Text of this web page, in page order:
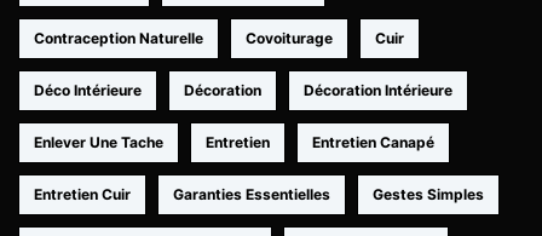
Contraception Naturelle Covoiturage Cuir
Déco Intérieure Décoration Décoration Intérieure
Enlever Une Tache Entretien Entretien Canapé
Entretien Cuir Garanties Essentielles Gestes Simples